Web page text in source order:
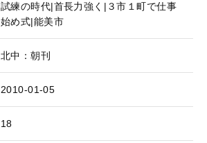
試練の時代|首長力強く|３市１町で仕事
始め式|能美市
北中：朝刊
2010-01-05
18